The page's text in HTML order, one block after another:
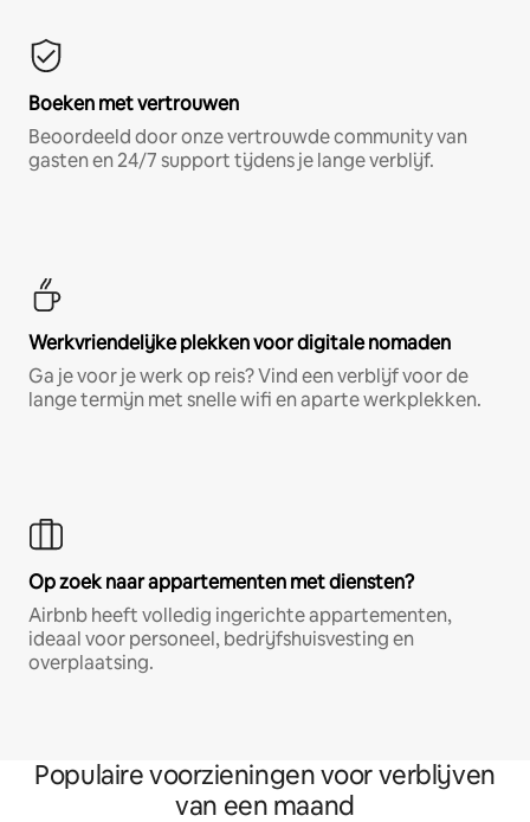
Boeken met vertrouwen
Beoordeeld door onze vertrouwde community van
gasten en 24/7 support tijdens je lange verblijf.
Werkvriendelijke plekken voor digitale nomaden
Ga je voor je werk op reis? Vind een verblijf voor de
lange termijn met snelle wifi en aparte werkplekken.
Op zoek naar appartementen met diensten?
Airbnb heeft volledig ingerichte appartementen,
ideaal voor personeel, bedrijfshuisvesting en
overplaatsing.
Populaire voorzieningen voor verblijven
van een maand